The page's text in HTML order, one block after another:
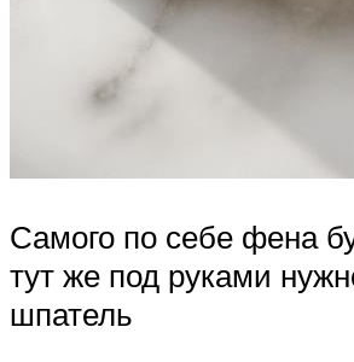
Самого по себе фена
тут же под руками
шпатель